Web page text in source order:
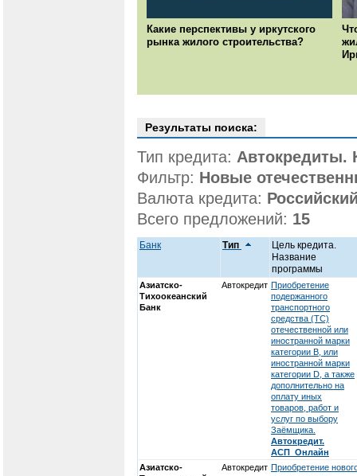
Какие перспективы у иркутского
рынка жилого строительства?
Результаты поиска:
Тип кредита: Автокредиты.
Фильтр: Новые
Валюта кредита:
Всего предложений: 15
Банк Тип
Цель кредита.
Название
программы
Азиатско-
Тихоокеанский
Банк
Автокредит Приобретение
подержанного
транспортного
средства (ТС)
отечественной или
иностранной марки
категории В, или
иностранной марки
категории D, а также
дополнительно на
оплату иных
товаров, работ и
услуг по выбору
Заёмщика.
Автокредит.
АСП_Онлайн
Азиатско-
Автокредит Приобретение